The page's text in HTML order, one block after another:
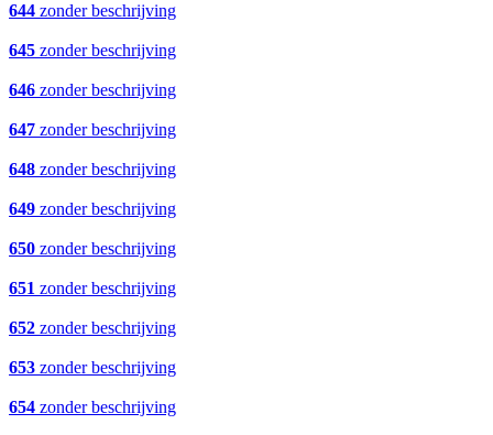
644 zonder beschrijving
645 zonder beschrijving
646 zonder beschrijving
647 zonder beschrijving
648 zonder beschrijving
649 zonder beschrijving
650 zonder beschrijving
651 zonder beschrijving
652 zonder beschrijving
653 zonder beschrijving
654 zonder beschrijving